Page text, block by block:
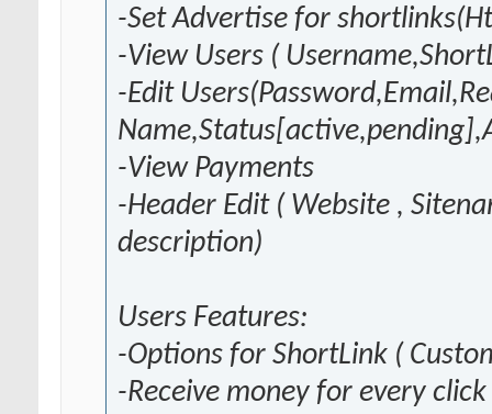
-Set Advertise for
-View Users (
-Edit
-View Payments
-Header Edit ( Website ,
description)
Users Features:
-Options for ShortLink (
-Receive money for every